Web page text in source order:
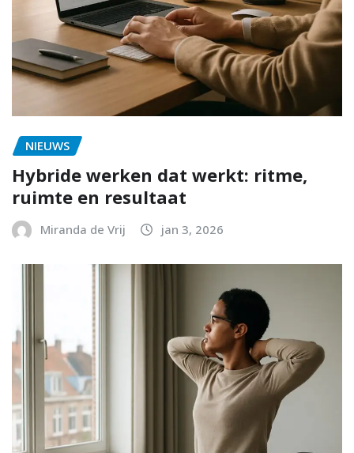
NIEUWS
Hybride werken dat werkt: ritme,
ruimte en resultaat
Miranda de Vrij jan 3, 2026